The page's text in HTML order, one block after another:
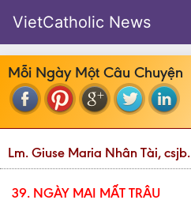
VietCatholic News
Mỗi Ngày Một Câu Chuyện
Lm. Giuse Maria Nhân Tài, csjb.
39. NGÀY MAI MẤT TRÂU